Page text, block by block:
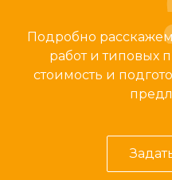
Подробно
работ и типовых
стоимость и